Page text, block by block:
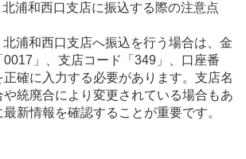
浦和西口支店に振込する際の注意点
浦和西口支店へ振込を行う場合は、金
」、支店コード「349」、口座番
確に入力する必要があります。支店名
や統廃合により変更されている場合もあ
新情報を確認することが重要です。